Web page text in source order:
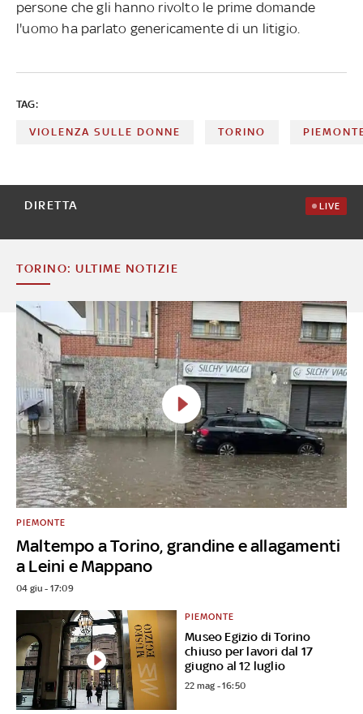
persone che gli hanno rivolto le prime domande
l'uomo ha parlato genericamente di un litigio.
TAG:
VIOLENZA SULLE DONNE TORINO
DIRETTA LIVE
TORINO: ULTIME NOTIZIE
Maltempo a Torino, grandine e allagamenti
a Leini e Mappano
PIEMONTE
04 giu - 17:09
Museo Egizio di Torino
chiuso per lavori dal 17
giugno al 12 luglio
PIEMONTE
22 mag - 16:50